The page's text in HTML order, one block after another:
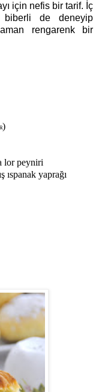
için nefis bir tarif. İç
biberli de deneyip
rengarenk bir
)
lor peyniri
ıspanak yaprağı